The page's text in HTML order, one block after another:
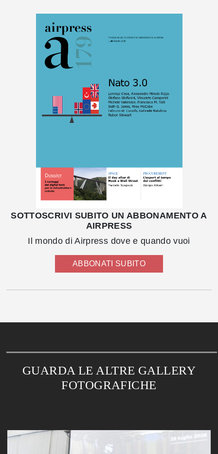
SOTTOSCRIVI SUBITO UN ABBONAMENTO A
AIRPRESS
Il mondo di Airpress dove e quando vuoi
ABBONATI SUBITO
GUARDA LE ALTRE GALLERY
FOTOGRAFICHE